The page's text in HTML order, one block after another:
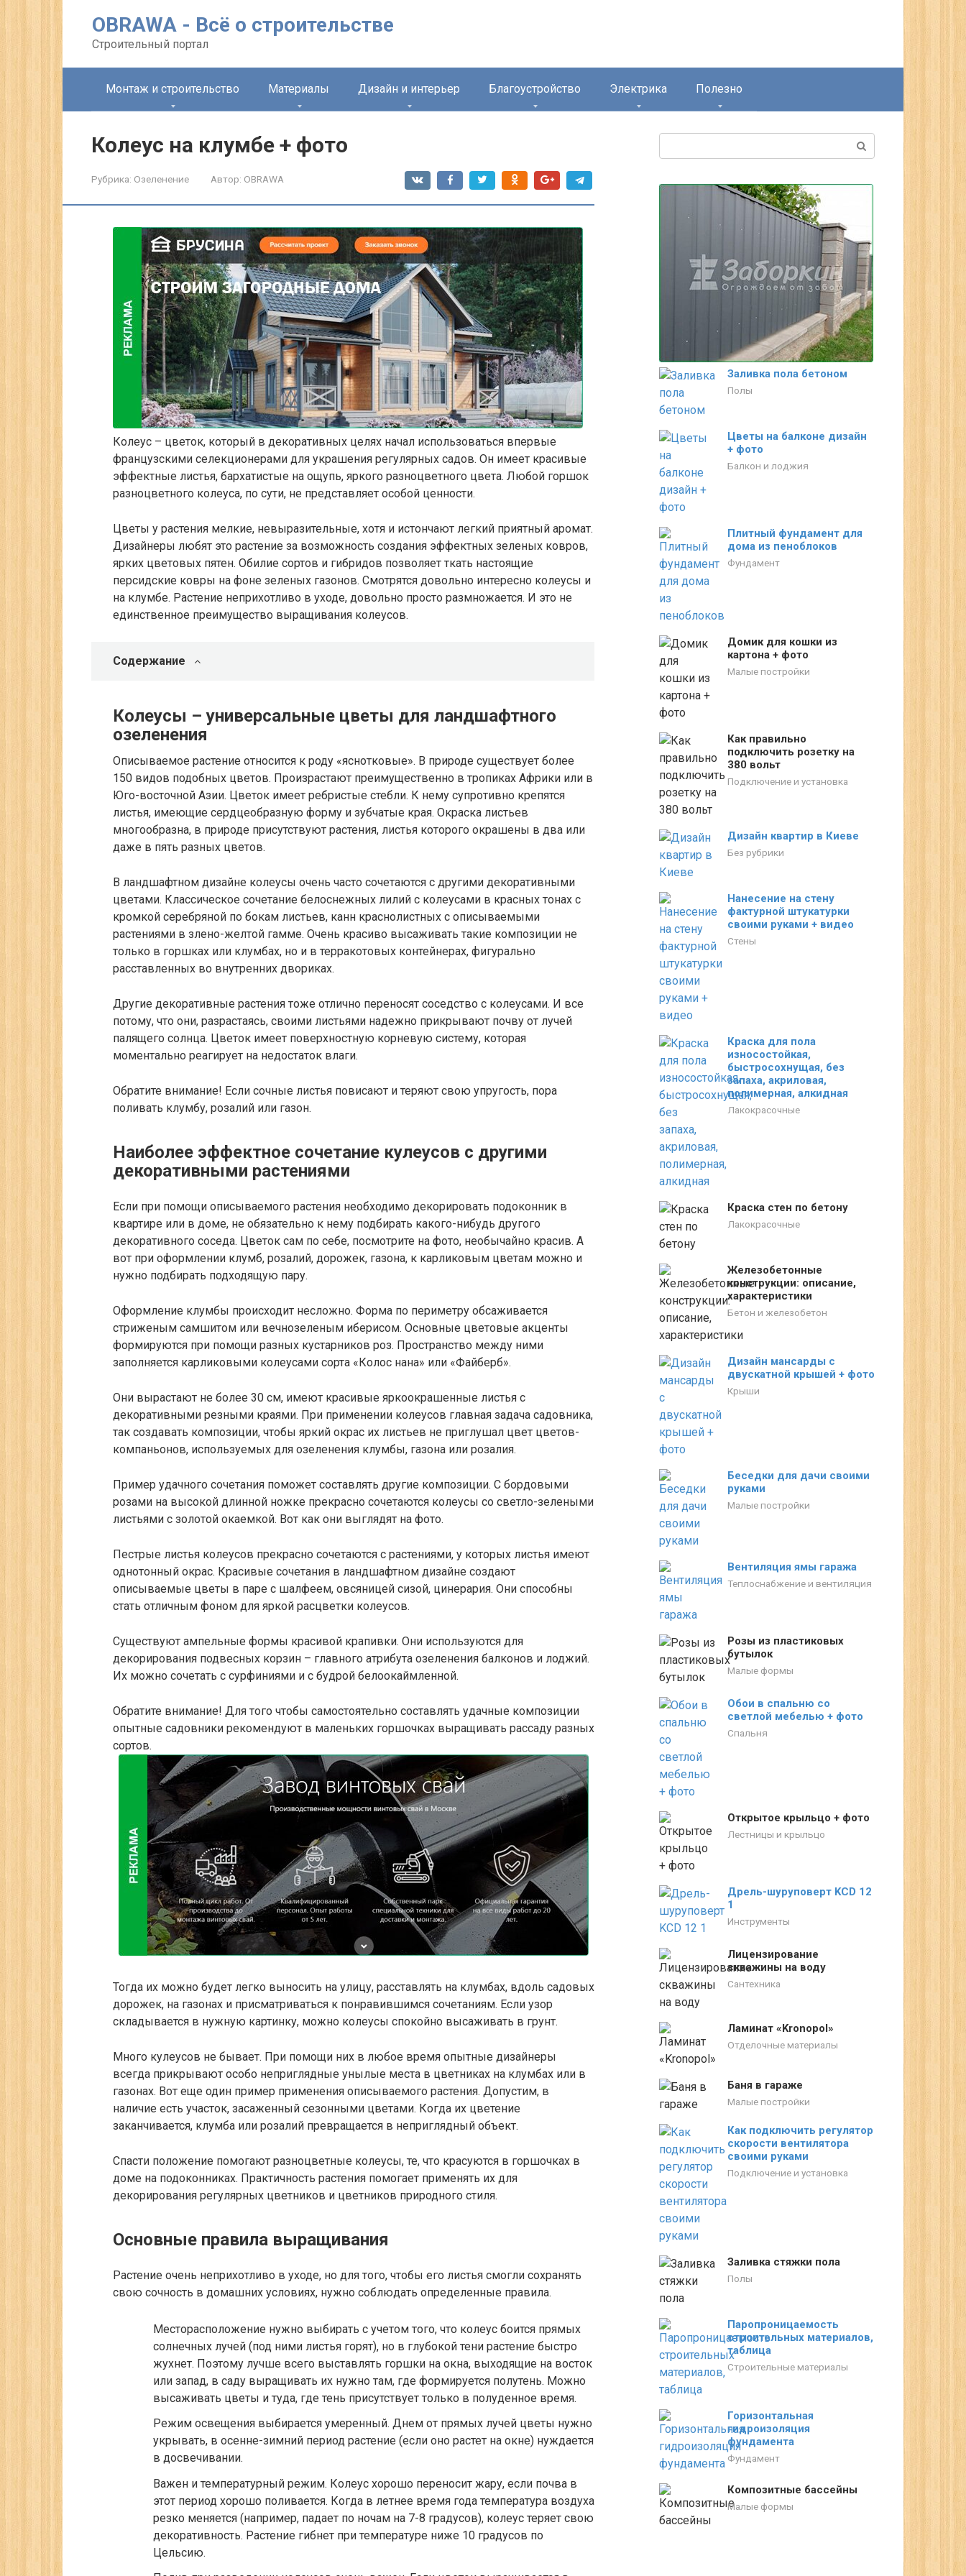
OBRAWA - Всё о строительстве
Строительный портал
Монтаж и строительство Материалы Дизайн и интерьер Благоустройство Электрика Полезно
Колеус на клумбе + фото
Рубрика: Озеленение Автор: OBRAWA
Колеус – цветок, который в декоративных целях начал использоваться впервые
французскими селекционерами для украшения регулярных садов. Он имеет красивые
эффектные листья, бархатистые на ощупь, яркого разноцветного цвета. Любой горшок
разноцветного колеуса, по сути, не представляет особой ценности.
Цветы у растения мелкие, невыразительные, хотя и истончают легкий приятный аромат.
Дизайнеры любят это растение за возможность создания эффектных зеленых ковров,
ярких цветовых пятен. Обилие сортов и гибридов позволяет ткать настоящие
персидские ковры на фоне зеленых газонов. Смотрятся довольно интересно колеусы и
на клумбе. Растение неприхотливо в уходе, довольно просто размножается. И это не
единственное преимущество выращивания колеусов.
Содержание
Колеусы – универсальные цветы для ландшафтного
озеленения
Описываемое растение относится к роду «яснотковые». В природе существует более
150 видов подобных цветов. Произрастают преимущественно в тропиках Африки или в
Юго-восточной Азии. Цветок имеет ребристые стебли. К нему супротивно крепятся
листья, имеющие сердцеобразную форму и зубчатые края. Окраска листьев
многообразна, в природе присутствуют растения, листья которого окрашены в два или
даже в пять разных цветов.
В ландшафтном дизайне колеусы очень часто сочетаются с другими декоративными
цветами. Классическое сочетание белоснежных лилий с колеусами в красных тонах с
кромкой серебряной по бокам листьев, канн краснолистных с описываемыми
растениями в злено-желтой гамме. Очень красиво высаживать такие композиции не
только в горшках или клумбах, но и в терракотовых контейнерах, фигурально
расставленных во внутренних двориках.
Другие декоративные растения тоже отлично переносят соседство с колеусами. И все
потому, что они, разрастаясь, своими листьями надежно прикрывают почву от лучей
палящего солнца. Цветок имеет поверхностную корневую систему, которая
моментально реагирует на недостаток влаги.
Обратите внимание! Если сочные листья повисают и теряют свою упругость, пора
поливать клумбу, розалий или газон.
Наиболее эффектное сочетание кулеусов с другими
декоративными растениями
Если при помощи описываемого растения необходимо декорировать подоконник в
квартире или в доме, не обязательно к нему подбирать какого-нибудь другого
декоративного соседа. Цветок сам по себе, посмотрите на фото, необычайно красив. А
вот при оформлении клумб, розалий, дорожек, газона, к карликовым цветам можно и
нужно подбирать подходящую пару.
Оформление клумбы происходит несложно. Форма по периметру обсаживается
стриженым самшитом или вечнозеленым иберисом. Основные цветовые акценты
формируются при помощи разных кустарников роз. Пространство между ними
заполняется карликовыми колеусами сорта «Колос нана» или «Файберб».
Они вырастают не более 30 см, имеют красивые яркоокрашенные листья с
декоративными резными краями. При применении колеусов главная задача садовника,
так создавать композиции, чтобы яркий окрас их листьев не приглушал цвет цветов-
компаньонов, используемых для озеленения клумбы, газона или розалия.
Пример удачного сочетания поможет составлять другие композиции. С бордовыми
розами на высокой длинной ножке прекрасно сочетаются колеусы со светло-зелеными
листьями с золотой окаемкой. Вот как они выглядят на фото.
Пестрые листья колеусов прекрасно сочетаются с растениями, у которых листья имеют
однотонный окрас. Красивые сочетания в ландшафтном дизайне создают
описываемые цветы в паре с шалфеем, овсяницей сизой, цинерария. Они способны
стать отличным фоном для яркой расцветки колеусов.
Существуют ампельные формы красивой крапивки. Они используются для
декорирования подвесных корзин – главного атрибута озеленения балконов и лоджий.
Их можно сочетать с сурфиниями и с будрой белоокаймленной.
Обратите внимание! Для того чтобы самостоятельно составлять удачные композиции
опытные садовники рекомендуют в маленьких горшочках выращивать рассаду разных
сортов.
Тогда их можно будет легко выносить на улицу, расставлять на клумбах, вдоль садовых
дорожек, на газонах и присматриваться к понравившимся сочетаниям. Если узор
складывается в нужную картинку, можно колеусы спокойно высаживать в грунт.
Много кулеусов не бывает. При помощи них в любое время опытные дизайнеры
всегда прикрывают особо неприглядные унылые места в цветниках на клумбах или в
газонах. Вот еще один пример применения описываемого растения. Допустим, в
наличие есть участок, засаженный сезонными цветами. Когда их цветение
заканчивается, клумба или розалий превращается в неприглядный объект.
Спасти положение помогают разноцветные колеусы, те, что красуются в горшочках в
доме на подоконниках. Практичность растения помогает применять их для
декорирования регулярных цветников и цветников природного стиля.
Основные правила выращивания
Растение очень неприхотливо в уходе, но для того, чтобы его листья смогли сохранять
свою сочность в домашних условиях, нужно соблюдать определенные правила.
Месторасположение нужно выбирать с учетом того, что колеус боится прямых
солнечных лучей (под ними листья горят), но в глубокой тени растение быстро
жухнет. Поэтому лучше всего выставлять горшки на окна, выходящие на восток
или запад, в саду выращивать их нужно там, где формируется полутень. Можно
высаживать цветы и туда, где тень присутствует только в полуденное время.
Режим освещения выбирается умеренный. Днем от прямых лучей цветы нужно
укрывать, в осенне-зимний период растение (если оно растет на окне) нуждается
в досвечивании.
Важен и температурный режим. Колеус хорошо переносит жару, если почва в
этот период хорошо поливается. Когда в летнее время года температура воздуха
резко меняется (например, падает по ночам на 7-8 градусов), колеус теряет свою
декоративность. Растение гибнет при температуре ниже 10 градусов по
Цельсию.
Заливка пола бетоном
Полы
Цветы на балконе дизайн
+ фото
Балкон и лоджия
Плитный фундамент для
дома из пеноблоков
Фундамент
Домик для кошки из
картона + фото
Малые постройки
Как правильно
подключить розетку на
380 вольт
Подключение и установка
Дизайн квартир в Киеве
Без рубрики
Нанесение на стену
фактурной штукатурки
своими руками + видео
Стены
Краска для пола
износостойкая,
быстросохнущая, без
запаха, акриловая,
полимерная, алкидная
Лакокрасочные
Краска стен по бетону
Лакокрасочные
Железобетонные
конструкции: описание,
характеристики
Бетон и железобетон
Дизайн мансарды с
двускатной крышей + фото
Крыши
Беседки для дачи своими
руками
Малые постройки
Вентиляция ямы гаража
Теплоснабжение и вентиляция
Розы из пластиковых
бутылок
Малые формы
Обои в спальню со
светлой мебелью + фото
Спальня
Открытое крыльцо + фото
Лестницы и крыльцо
Дрель-шуруповерт KCD 12
1
Инструменты
Лицензирование
скважины на воду
Сантехника
Ламинат «Kronopol»
Отделочные материалы
Баня в гараже
Малые постройки
Как подключить регулятор
скорости вентилятора
своими руками
Подключение и установка
Заливка стяжки пола
Полы
Паропроницаемость
строительных материалов,
таблица
Строительные материалы
Горизонтальная
гидроизоляция
фундамента
Фундамент
Композитные бассейны
Малые формы